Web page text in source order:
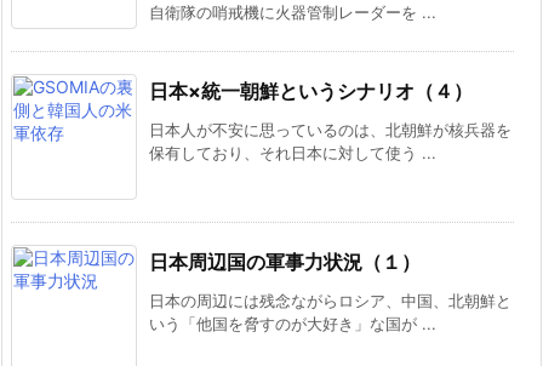
自衛隊の哨戒機に火器管制レーダーを ...
日本×統一朝鮮というシナリオ（４）
日本人が不安に思っているのは、北朝鮮が核兵器を
保有しており、それ日本に対して使う ...
日本周辺国の軍事力状況（１）
日本の周辺には残念ながらロシア、中国、北朝鮮と
いう「他国を脅すのが大好き」な国が ...